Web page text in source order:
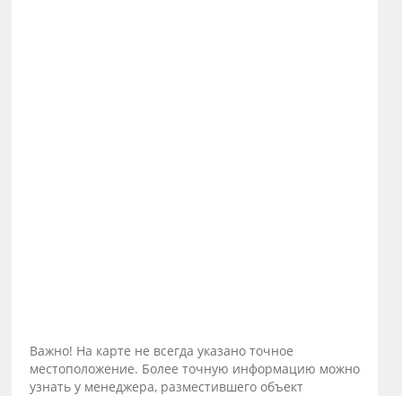
Важно! На карте не всегда указано точное
местоположение. Более точную информацию можно
узнать у менеджера, разместившего объект